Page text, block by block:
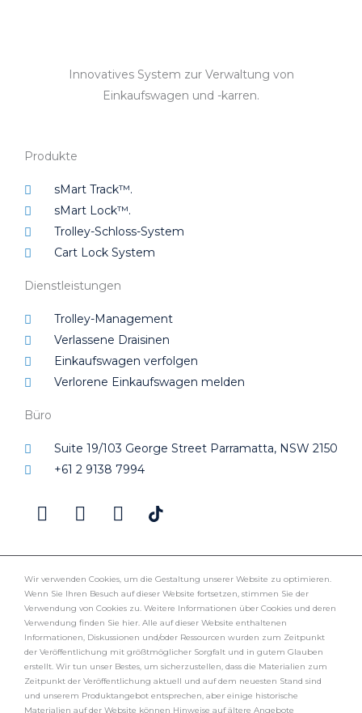
Innovatives System zur Verwaltung von
Einkaufswagen und -karren.
Produkte
sMart Track™.
sMart Lock™.
Trolley-Schloss-System
Cart Lock System
Dienstleistungen
Trolley-Management
Verlassene Draisinen
Einkaufswagen verfolgen
Verlorene Einkaufswagen melden
Büro
Suite 19/103 George Street Parramatta, NSW 2150
+61 2 9138 7994
F
a
e
b
o
o
k
I
n
t
a
g
r
a
m
L
i
k
e
d
i
n
Wir verwenden Cookies, um die Gestaltung unserer Website zu optimieren.
Wenn Sie Ihren Besuch auf dieser Website fortsetzen, stimmen Sie der
Verwendung von Cookies zu. Weitere Informationen über Cookies und deren
Verwendung finden Sie hier. Alle auf dieser Website enthaltenen
Informationen, Diskussionen und/oder Ressourcen wurden zum Zeitpunkt
der Veröffentlichung mit größtmöglicher Sorgfalt und in gutem Glauben
erstellt. Wir tun unser Bestes, um sicherzustellen, dass die Materialien zum
Zeitpunkt der Veröffentlichung aktuell und auf dem neuesten Stand sind
und unserem Produktangebot entsprechen, aber einige historische
Materialien auf der Website können Hinweise auf ältere Angebote